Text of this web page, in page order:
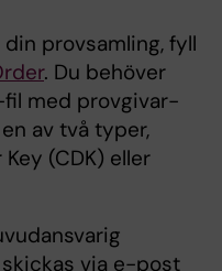
provsamling, fyll
. Du behöver
fil med provgivar-
av två typer,
(CDK) eller
via e-post